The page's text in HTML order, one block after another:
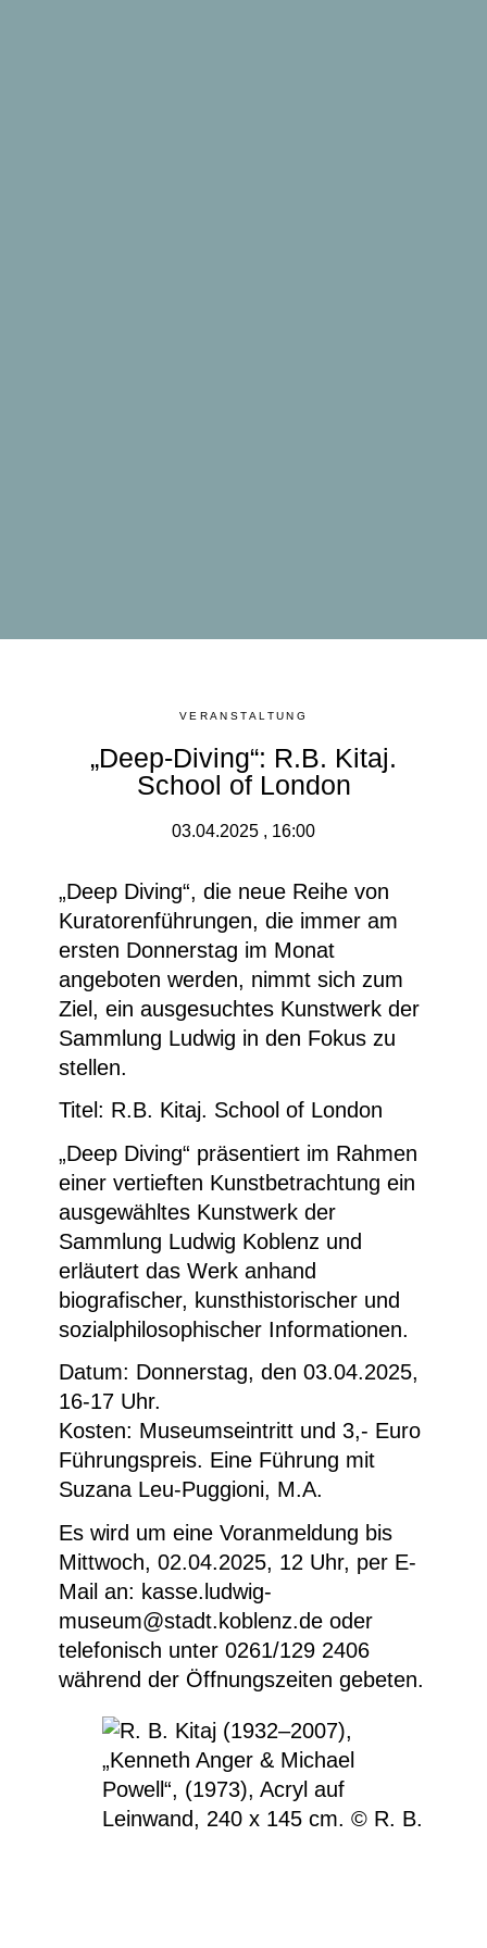
VERANSTALTUNG
„Deep-Diving“: R.B. Kitaj.
School of London
03.04.2025 , 16:00
„Deep Diving“, die neue Reihe von
Kuratorenführungen, die immer am
ersten Donnerstag im Monat
angeboten werden, nimmt sich zum
Ziel, ein ausgesuchtes Kunstwerk der
Sammlung Ludwig in den Fokus zu
stellen.
Titel: R.B. Kitaj. School of London
„Deep Diving“ präsentiert im Rahmen
einer vertieften Kunstbetrachtung ein
ausgewähltes Kunstwerk der
Sammlung Ludwig Koblenz und
erläutert das Werk anhand
biografischer, kunsthistorischer und
sozialphilosophischer Informationen.
Datum: Donnerstag, den 03.04.2025,
16-17 Uhr.
Kosten: Museumseintritt und 3,- Euro
Führungspreis. Eine Führung mit
Suzana Leu-Puggioni, M.A.
Es wird um eine Voranmeldung bis
Mittwoch, 02.04.2025, 12 Uhr, per E-
Mail an: kasse.ludwig-
museum@stadt.koblenz.de oder
telefonisch unter 0261/129 2406
während der Öffnungszeiten gebeten.